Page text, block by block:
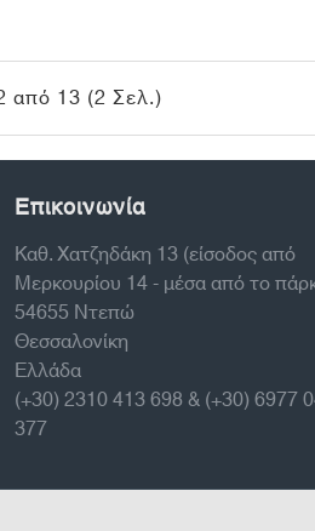
από 13 (2 Σελ.)
Επικοινωνία
Καθ. Χατζηδάκη 13 (είσοδος από
Μερκουρίου 14 - μέσα από το
54655 Ντεπώ
Θεσσαλονίκη
Ελλάδα
(+30) 2310 413 698 & (+30) 6977
377